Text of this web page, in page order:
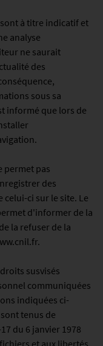
à titre indicatif et
analyse
ne saurait
des
sous sa
informé que lors de
permet pas
des
ci sur le site. Le
d'informer de la
la refuser de la
susvisés
communiquées
indiquées ci-
tenus de
du 6 janvier 1978
et aux libertés,